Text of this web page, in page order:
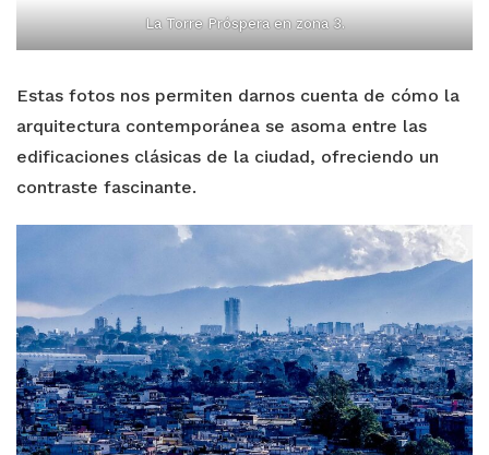
La Torre Próspera en zona 3.
Estas fotos nos permiten darnos cuenta de cómo la
arquitectura contemporánea se asoma entre las
edificaciones clásicas de la ciudad, ofreciendo un
contraste fascinante.